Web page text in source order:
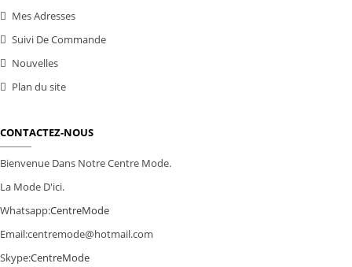
Mes Adresses
Suivi De Commande
Nouvelles
Plan du site
CONTACTEZ-NOUS
Bienvenue Dans Notre Centre Mode.
La Mode D'ici.
Whatsapp:CentreMode
Email:centremode@hotmail.com
Skype:CentreMode